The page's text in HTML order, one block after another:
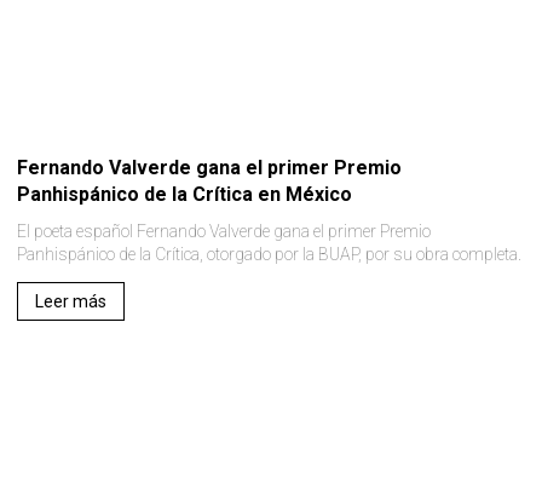
Fernando Valverde gana el primer Premio
Panhispánico de la Crítica en México
El poeta español Fernando Valverde gana el primer Premio
Panhispánico de la Crítica, otorgado por la BUAP, por su obra completa.
Leer más